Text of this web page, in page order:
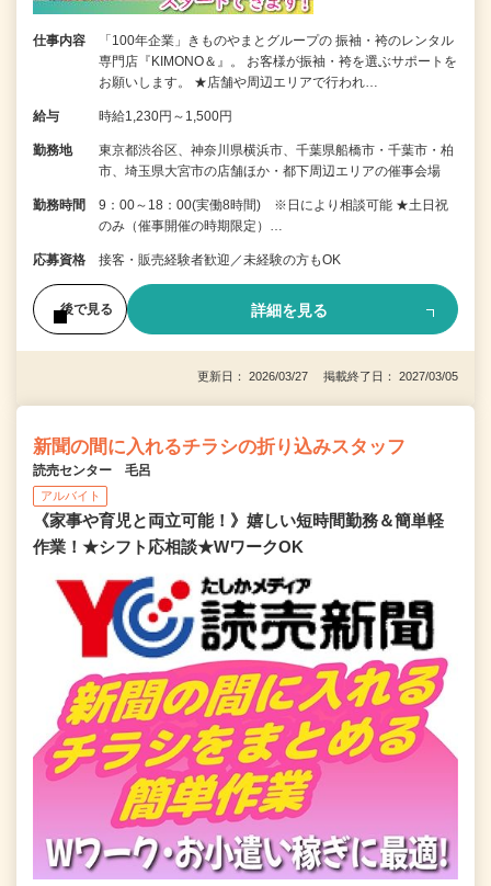
仕事内容
「100年企業」きものやまとグループの 振袖・袴のレンタル
専門店『KIMONO＆』。 お客様が振袖・袴を選ぶサポートを
お願いします。 ★店舗や周辺エリアで行われ…
給与 時給1,230円～1,500円
勤務地
東京都渋谷区、神奈川県横浜市、千葉県船橋市・千葉市・柏
市、埼玉県大宮市の店舗ほか・都下周辺エリアの催事会場
勤務時間
9：00～18：00(実働8時間) ※日により相談可能 ★土日祝
のみ（催事開催の時期限定）…
応募資格 接客・販売経験者歓迎／未経験の方もOK
後で見る 詳細を見る
更新日： 2026/03/27 掲載終了日： 2027/03/05
新聞の間に入れるチラシの折り込みスタッフ
読売センター 毛呂
アルバイト
《家事や育児と両立可能！》嬉しい短時間勤務＆簡単軽
作業！★シフト応相談★WワークOK